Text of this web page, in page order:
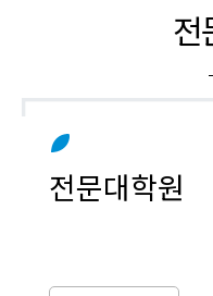
전
전문대학원